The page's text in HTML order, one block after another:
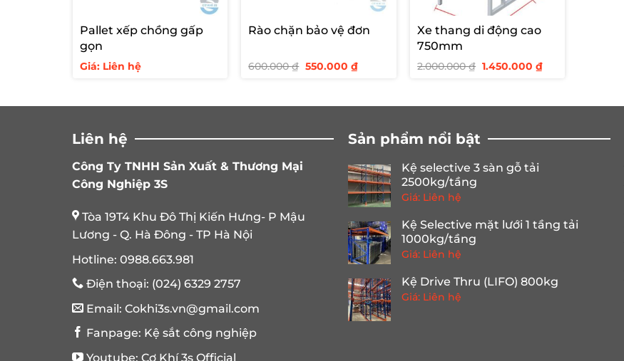
Pallet xếp chồng gấp
gọn
Giá: Liên hệ
Rào chặn bảo vệ đơn
600.000₫ Giá
550.000 ₫Giá
hiện
550.000 ₫.
Xe thang di động cao
750mm
2.000.000₫ Giá
1.450.000 ₫Giá
hiện
1.450.000 ₫.
Liên hệ
Công Ty TNHH Sản Xuất & Thương Mại
Công Nghiệp 3S
Tòa 19T4 Khu Đô Thị Kiến Hưng- P Mậu
Lương - Q. Hà Đông - TP Hà Nội
Hotline: 0988.663.981
Điện thoại: (024) 6329 2757
Email: Cokhi3s.vn@gmail.com
Fanpage: Kệ sắt công nghiệp
Youtube: Cơ Khí 3s Official
Sản phẩm nổi bật
Kệ selective 3 sàn gỗ tải
2500kg/tầng
Giá: Liên hệ
Kệ Selective mặt lưới 1 tầng tải
1000kg/tầng
Giá: Liên hệ
Kệ Drive Thru (LIFO) 800kg
Giá: Liên hệ